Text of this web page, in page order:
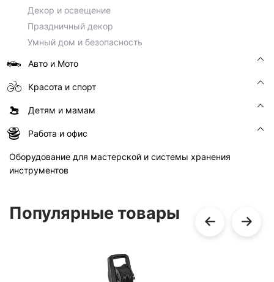
Декор и освещение
Праздничный декор
Умный дом и безопасность
Авто и Мото
Красота и спорт
Детям и мамам
Работа и офис
Оборудование для мастерской и системы хранения
инструментов
Популярные товары